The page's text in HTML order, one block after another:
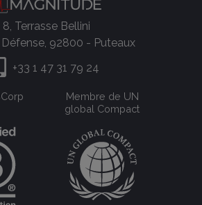
8, Terrasse Bellini
Défense, 92800 - Puteaux
+33 1 47 31 79 24
Membre de UN
global Compact